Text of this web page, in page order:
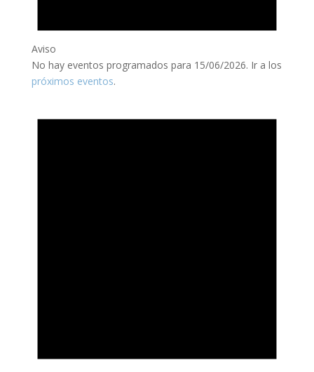
Aviso
No hay eventos programados para 15/06/2026. Ir a los
próximos eventos.